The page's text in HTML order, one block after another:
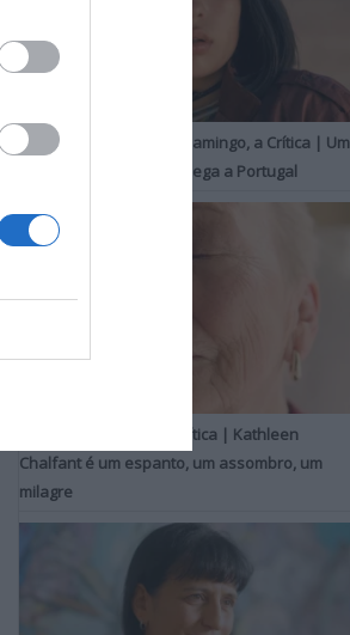
O Misterioso Olhar do Flamingo, a Crítica | Um
Campeão de Cannes chega a Portugal
Um Toque Familiar, a Crítica | Kathleen
Chalfant é um espanto, um assombro, um
milagre